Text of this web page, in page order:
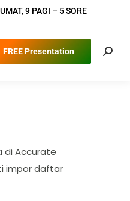
9 PAGI – 5 SORE
FREE Presentation
di Accurate
impor daftar